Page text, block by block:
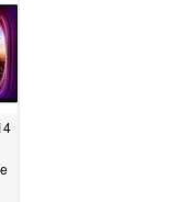
06/05/2026